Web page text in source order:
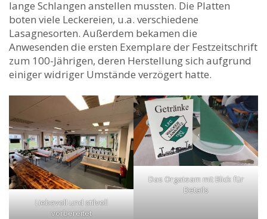
lange Schlangen anstellen mussten. Die Platten
boten viele Leckereien, u.a. verschiedene
Lasagnesorten. Außerdem bekamen die
Anwesenden die ersten Exemplare der Festzeitschrift
zum 100-Jährigen, deren Herstellung sich aufgrund
einiger widriger Umstände verzögert hatte.
Liebevoll und stilvoll
vorbereitet
Das Orgateam mit Blick für
Details